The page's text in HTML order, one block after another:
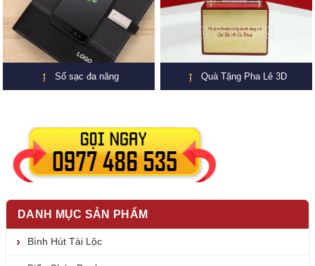
Sổ sạc đa năng Quà Tặng Pha Lê 3D
DANH MỤC SẢN PHẨM
Bình Hút Tài Lộc